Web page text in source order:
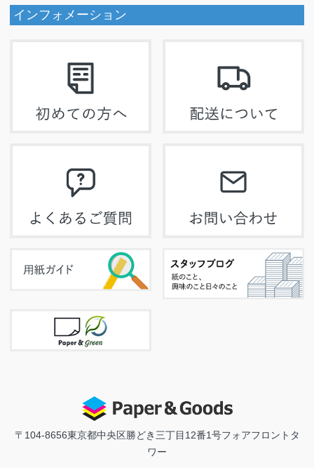
インフォメーション
〒104-8656東京都中央区勝どき三丁目12番1号フォアフロントタ
ワー